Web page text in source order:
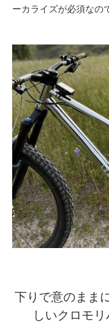
ーカライズが必須なの
下りで意のまま
しいクロモ